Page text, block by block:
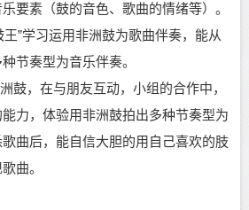
要素（鼓的音色、歌曲的情绪等）。
”学习运用非洲鼓为歌曲伴奏，能从
节奏型为音乐伴奏。
鼓，在与朋友互动，小组的合作中，
力，体验用非洲鼓拍出多种节奏型为
曲后，能自信大胆的用自己喜欢的肢
曲。